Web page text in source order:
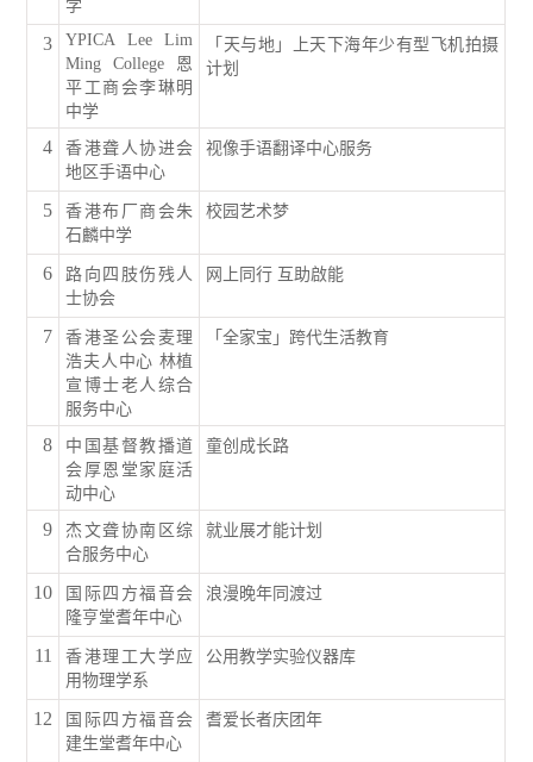
学
3
YPICA Lee Lim
Ming College 恩
平工商会李琳明
中学
「天与地」上天下海年少有型飞机拍摄
计划
4
香港聋人协进会
地区手语中心
视像手语翻译中心服务
5
香港布厂商会朱
石麟中学
校园艺术梦
6
路向四肢伤残人
士协会
网上同行 互助啟能
7
香港圣公会麦理
浩夫人中心 林植
宣博士老人综合
服务中心
「全家宝」跨代生活教育
8
中国基督教播道
会厚恩堂家庭活
动中心
童创成长路
9
杰文聋协南区综
合服务中心
就业展才能计划
10
国际四方福音会
隆亨堂耆年中心
浪漫晚年同渡过
11
香港理工大学应
用物理学系
公用教学实验仪器库
12
国际四方福音会
建生堂耆年中心
耆爱长者庆团年